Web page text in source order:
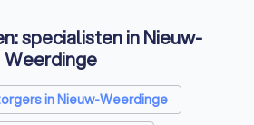
specialisten in Nieuw-
Weerdinge
in Nieuw-Weerdinge